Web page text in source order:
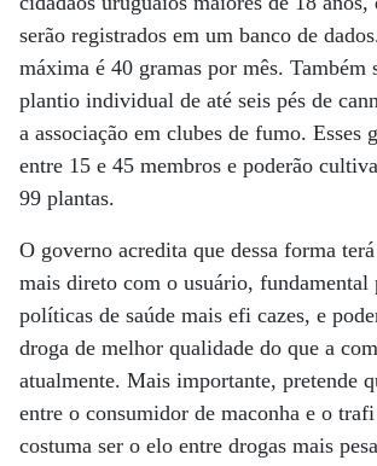
serão registrados em um banco de
máxima é 40 gramas por mês. Também
plantio individual de até seis pés de
a associação em clubes de fumo. Esses
entre 15 e 45 membros e poderão
99 plantas.
O governo acredita que dessa forma
mais direto com o usuário, fundamental
políticas de saúde mais efi cazes, e
droga de melhor qualidade do que a
atualmente. Mais importante, pretende
entre o consumidor de maconha e o
costuma ser o elo entre drogas mais